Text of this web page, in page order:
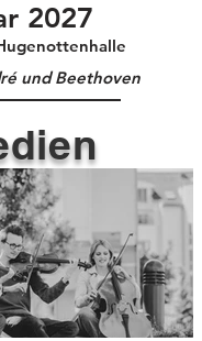
2027
und Beethoven